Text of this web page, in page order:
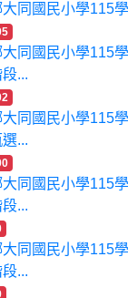
同國民小學115
同國民小學115
...
同國民小學115
...
同國民小學115
...
同國民小學115
...